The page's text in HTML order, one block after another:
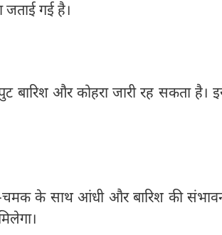
जताई गई है।
बारिश और कोहरा जारी रह सकता है।
के साथ आंधी और बारिश की